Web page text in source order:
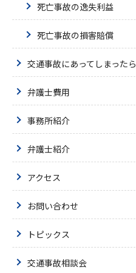
死亡事故の逸失利益
死亡事故の損害賠償
交通事故にあってしまったら
弁護士費用
事務所紹介
弁護士紹介
アクセス
お問い合わせ
トピックス
交通事故相談会